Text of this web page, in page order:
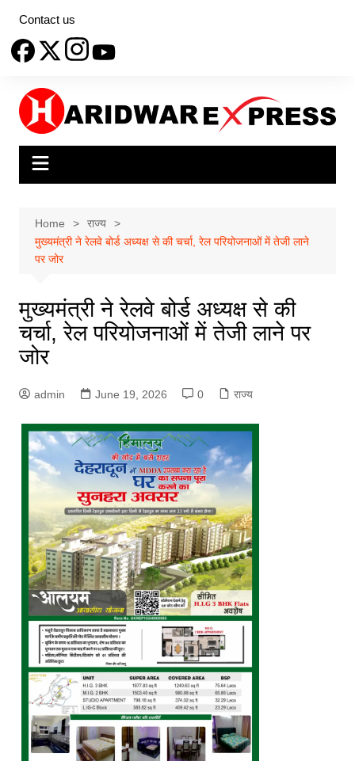
content
Contact us
Home
राज्य
मुख्यमंत्री ने रेलवे बोर्ड अध्यक्ष से की चर्चा, रेल परियोजनाओं में तेजी लाने
पर जोर
मुख्यमंत्री ने रेलवे बोर्ड अध्यक्ष से की
चर्चा, रेल परियोजनाओं में तेजी लाने पर
जोर
admin June 19, 2026 0 राज्य